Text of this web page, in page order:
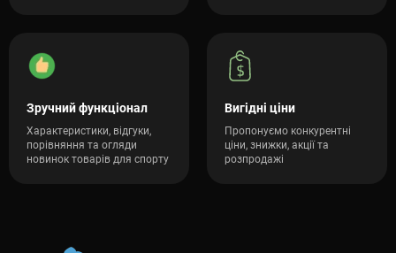
Зручний функціонал
Характеристики, відгуки,
порівняння та огляди
новинок товарів для спорту
Вигідні ціни
Пропонуємо конкурентні
ціни, знижки, акції та
розпродажі